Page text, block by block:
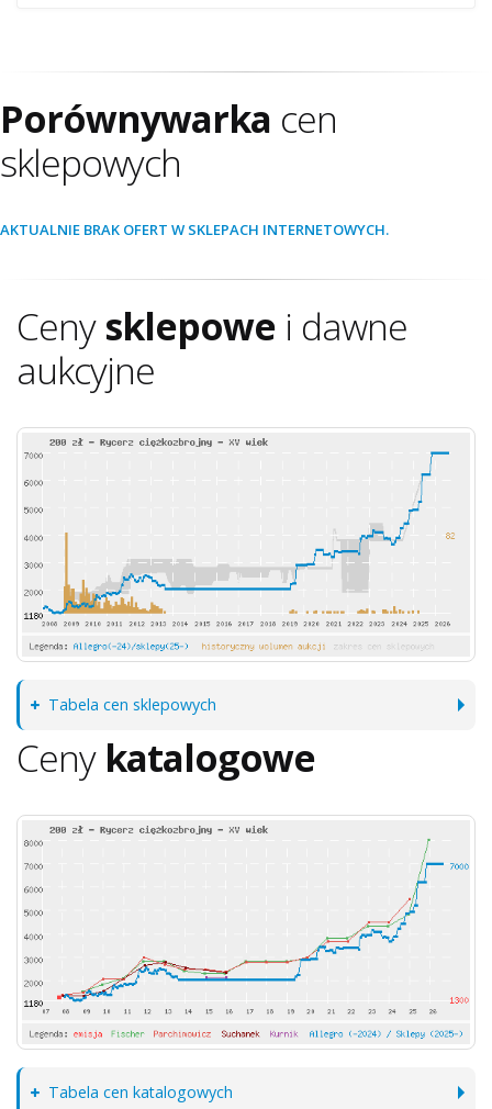
Porównywarka cen
sklepowych
AKTUALNIE BRAK OFERT W SKLEPACH INTERNETOWYCH.
Cenysklepowe i dawne
aukcyjne
Tabela cen sklepowych
Ceny katalogowe
Tabela cen katalogowych